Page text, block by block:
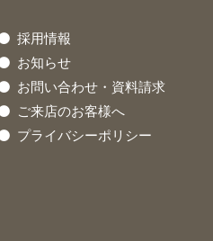
採用情報
お知らせ
お問い合わせ・資料請求
ご来店のお客様へ
プライバシーポリシー